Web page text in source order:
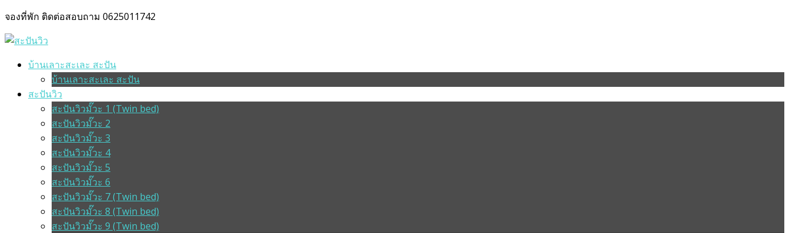
จองที่พัก ติดต่อสอบถาม 0625011742
บ้านเลาะสะเละ สะปัน
บ้านเลาะสะเละ สะปัน
สะปันวิว
สะปันวิวมั๊วะ 1 (Twin bed)
สะปันวิวมั๊วะ 2
สะปันวิวมั๊วะ 3
สะปันวิวมั๊วะ 4
สะปันวิวมั๊วะ 5
สะปันวิวมั๊วะ 6
สะปันวิวมั๊วะ 7 (Twin bed)
สะปันวิวมั๊วะ 8 (Twin bed)
สะปันวิวมั๊วะ 9 (Twin bed)